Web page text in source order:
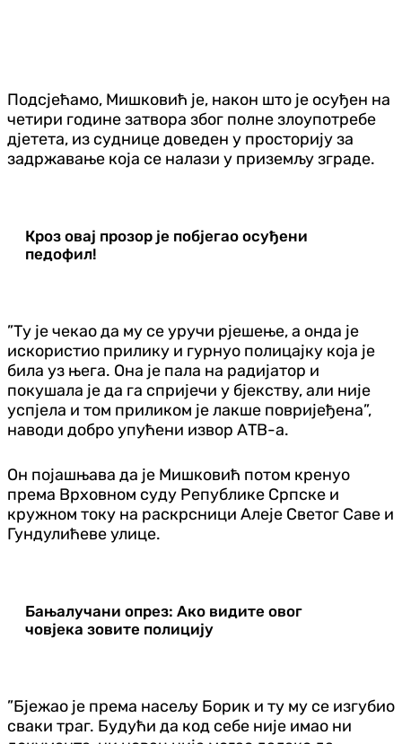
Подсјећамо, Мишковић је, након што је осуђен на
четири године затвора због полне злоупотребе
дјетета, из суднице доведен у просторију за
задржавање која се налази у приземљу зграде.
Кроз овај прозор је побјегао осуђени
педофил!
”Ту је чекао да му се уручи рјешење, а онда је
искористио прилику и гурнуо полицајку која је
била уз њега. Она је пала на радијатор и
покушала је да га спријечи у бјекству, али није
успјела и том приликом је лакше повријеђена”,
наводи добро упућени извор АТВ-а.
Он појашњава да је Мишковић потом кренуо
према Врховном суду Републике Српске и
кружном току на раскрсници Алеје Светог Саве и
Гундулићеве улице.
Бањалучани опрез: Ако видите овог
човјека зовите полицију
”Бјежао је према насељу Борик и ту му се изгубио
сваки траг. Будући да код себе није имао ни